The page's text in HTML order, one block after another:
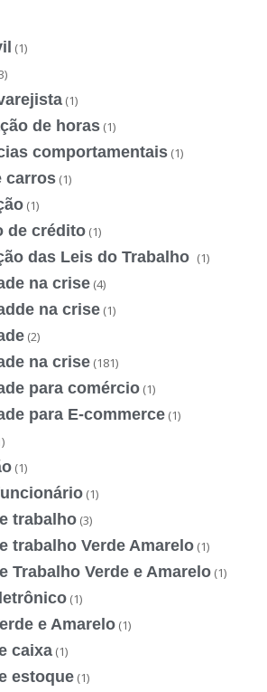
(1)
(1)
de horas (1)
comportamentais (1)
carros (1)
(1)
de crédito (1)
das Leis do Trabalho (1)
na crise (4)
na crise (1)
(2)
na crise (181)
para comércio (1)
para E-commerce (1)
(1)
(1)
trabalho (3)
trabalho Verde Amarelo (1)
Trabalho Verde e Amarelo (1)
(1)
e Amarelo (1)
caixa (1)
estoque (1)